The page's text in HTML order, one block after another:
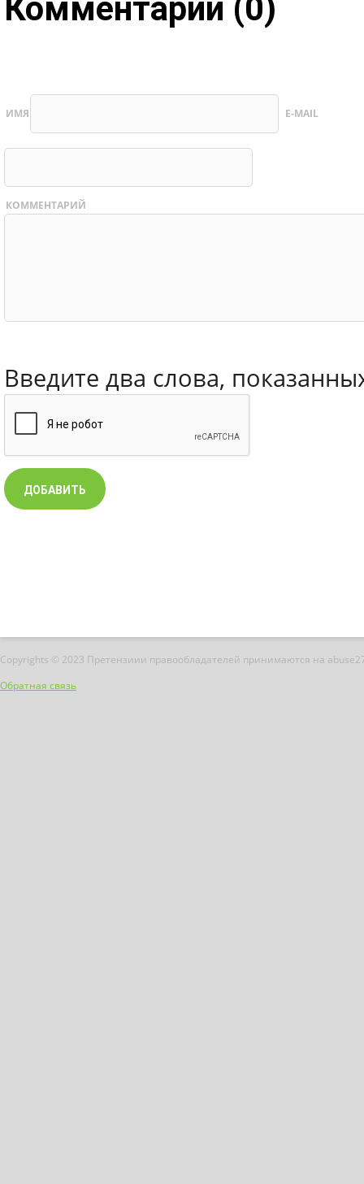
Комментарии (0)
ИМЯ E-MAIL
КОММЕНТАРИЙ
Введите два слова,
Copyrights © 2023 Претензиии правообладателей принимаются на
Обратная связь